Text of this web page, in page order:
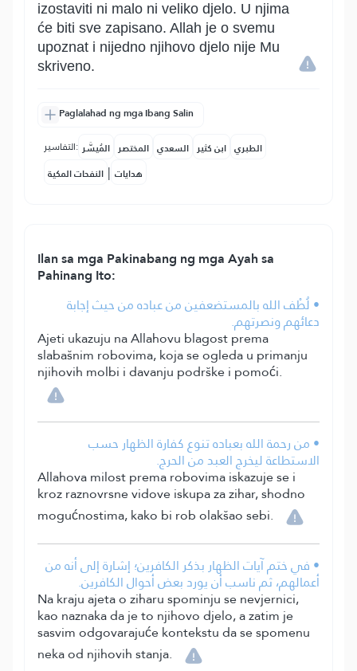
izostaviti ni malo ni veliko djelo. U njima
će biti sve zapisano. Allah je o svemu
upoznat i nijedno njihovo djelo nije Mu
skriveno.
Paglalahad ng mga Ibang Salin
التفاسير: المُيسَّر المختصر السعدي ابن كثير الطبري
النفحات المكية | هدايات
Ilan sa mga Pakinabang ng mga Ayah sa
Pahinang Ito:
• لُطْف الله بالمستضعفين من عباده من حيث إجابة
دعائهم ونصرتهم.
Ajeti ukazuju na Allahovu blagost prema
slabašnim robovima, koja se ogleda u primanju
njihovih molbi i davanju podrške i pomoći.
• من رحمة الله بعباده تنوع كفارة الظهار حسب
الاستطاعة ليخرج العبد من الحرج.
Allahova milost prema robovima iskazuje se i
kroz raznovrsne vidove iskupa za zihar, shodno
mogućnostima, kako bi rob olakšao sebi.
• في ختم آيات الظهار بذكر الكافرين؛ إشارة إلى أنه من
أعمالهم، ثم ناسب أن يورد بعض أحوال الكافرين.
Na kraju ajeta o ziharu spominju se nevjernici,
kao naznaka da je to njihovo djelo, a zatim je
sasvim odgovarajuće kontekstu da se spomenu
neka od njihovih stanja.